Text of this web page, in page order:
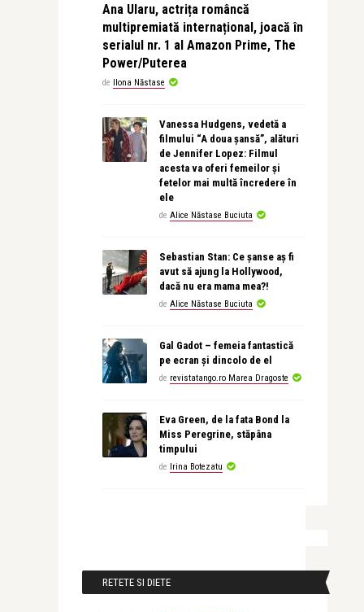
Ana Ularu, actrița româncă
multipremiată internațional, joacă în
serialul nr. 1 al Amazon Prime, The
Power/Puterea
de Ilona Năstase
Vanessa Hudgens, vedetă a
filmului “A doua șansă”, alături
de Jennifer Lopez: Filmul
acesta va oferi femeilor și
fetelor mai multă încredere în
ele
de Alice Năstase Buciuta
Sebastian Stan: Ce șanse aș fi
avut să ajung la Hollywood,
dacă nu era mama mea?!
de Alice Năstase Buciuta
Gal Gadot – femeia fantastică
pe ecran și dincolo de el
de revistatango.ro Marea Dragoste
Eva Green, de la fata Bond la
Miss Peregrine, stăpâna
timpului
de Irina Botezatu
RETETE SI DIETE